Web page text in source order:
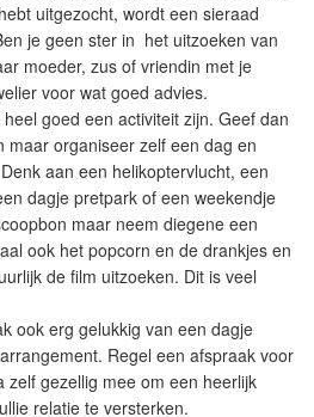
uitgezocht, wordt een sieraad
je geen ster in het uitzoeken van
moeder, zus of vriendin met je
voor wat goed advies.
goed een activiteit zijn. Geef dan
maar organiseer zelf een dag en
aan een helikoptervlucht, een
dagje pretpark of een weekendje
maar neem diegene een
ook het popcorn en de drankjes en
de film uitzoeken. Dit is veel
ook erg gelukkig van een dagje
Regel een afspraak voor
zelf gezellig mee om een heerlijk
relatie te versterken.